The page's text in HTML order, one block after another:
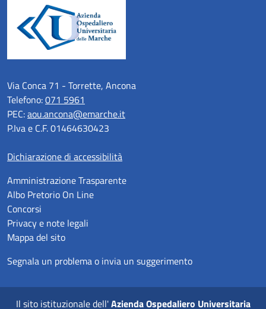
Via Conca 71 - Torrette, Ancona
Telefono:071 5961
PEC:aou.ancona@emarche.it
P.Iva e C.F. 01464630423
Dichiarazione di accessibilità
Amministrazione Trasparente
Albo Pretorio On Line
Concorsi
Privacy e note legali
Mappa del sito
Segnala un problema o invia un suggerimento
Il sito istituzionale dell'Azienda Ospedaliero Universitaria